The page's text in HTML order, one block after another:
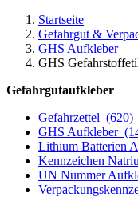
Startseite
Gefahrgut &
GHS Aufkleber
GHS
Gefahrgutaufkleber
Gefahrzettel (620)
GHS Aufkleber
Lithium Batterien
Kennzeichen
UN Nummer